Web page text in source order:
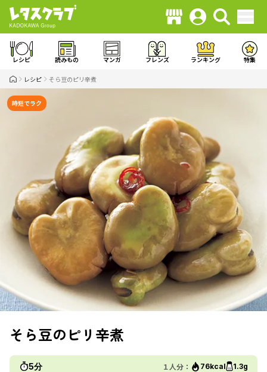
レシピ 読みもの マンガ フレンズ ランキング 特集
レシピ そら豆のピリ辛煮
時短でラク
そら豆のピリ辛煮
5分 １人分： 76kcal 1.3g